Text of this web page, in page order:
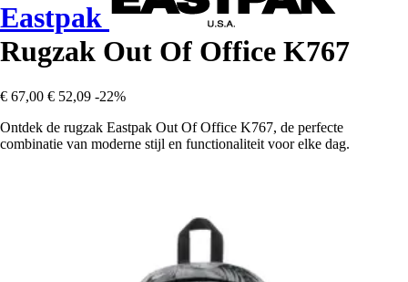
Eastpak
Rugzak Out Of Office K767
€ 67,00 € 52,09 -22%
Ontdek de rugzak Eastpak Out Of Office K767, de perfecte
combinatie van moderne stijl en functionaliteit voor elke dag.